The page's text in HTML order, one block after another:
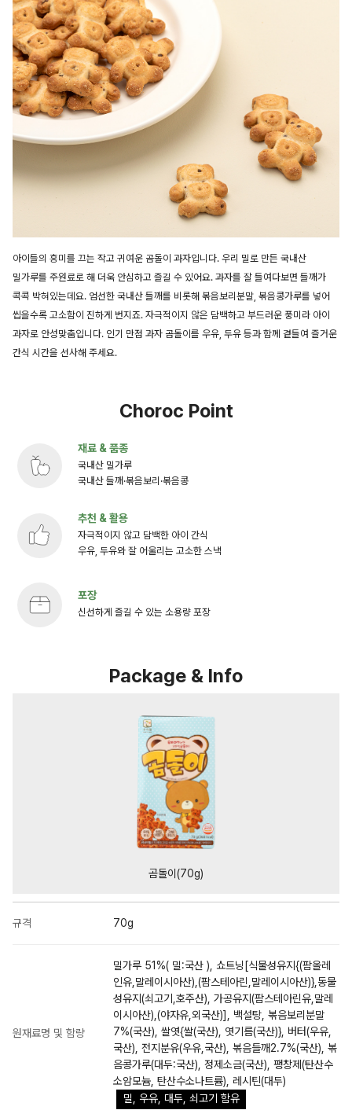
아이들의 흥미를 끄는 작고 귀여운 곰돌이 과자입니다. 우리 밀로 만든 국내산
밀가루를 주원료로 해 더욱 안심하고 즐길 수 있어요. 과자를 잘 들여다보면 들깨가
콕콕 박혀있는데요. 엄선한 국내산 들깨를 비롯해 볶음보리분말, 볶음콩가루를 넣어
씹을수록 고소함이 진하게 번지죠. 자극적이지 않은 담백하고 부드러운 풍미라 아이
과자로 안성맞춤입니다. 인기 만점 과자 곰돌이를 우유, 두유 등과 함께 곁들여 즐거운
간식 시간을 선사해 주세요.
Choroc Point
재료 & 품종
국내산 밀가루
국내산 들깨·볶음보리·볶음콩
추천 & 활용
자극적이지 않고 담백한 아이 간식
우유, 두유와 잘 어울리는 고소한 스낵
포장
신선하게 즐길 수 있는 소용량 포장
Package & Info
곰돌이(70g)
규격 70g
원재료명 및 함량
밀가루 51%( 밀:국산 ), 쇼트닝[식물성유지{(팜올레
인유,말레이시아산),(팜스테아린,말레이시아산)},동물
성유지(쇠고기,호주산), 가공유지(팜스테아린유,말레
이시아산),(야자유,외국산)], 백설탕, 볶음보리분말
7%(국산), 쌀엿{쌀(국산), 엿기름(국산)}, 버터(우유,
국산), 전지분유(우유,국산), 볶음들깨2.7%(국산), 볶
음콩가루(대두:국산), 정제소금(국산), 팽창제(탄산수
소암모늄, 탄산수소나트륨), 레시틴(대두)
밀, 우유, 대두, 쇠고기 함유